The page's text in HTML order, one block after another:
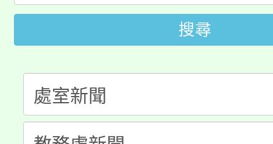
代理(課)教師甄選結果(
轉知中國文化大學推廣
《TA101》溝通分析基
程，歡迎學生輔導中心
心理、諮商輔導、社會
轉知苗栗縣政府辦理
縣市「校園短影音徵選
門員」簡章及活動海報
桃園市115學年度學生
要點
「桃園市補助參觀特色
展演活動實施計畫」
115年度「教育部表揚
搜尋